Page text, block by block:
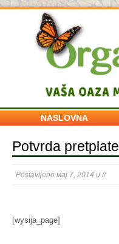
NASLOVNA
Potvrda pretplate
Postavljeno мај 7, 2014 u //
[wysija_page]